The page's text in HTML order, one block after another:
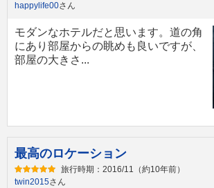
happylife00さん
モダンなホテルだと思います。道の角
にあり部屋からの眺めも良いですが、
部屋の大きさ...
最高のロケーション
旅行時期：2016/11（約10年前）
twin2015さん